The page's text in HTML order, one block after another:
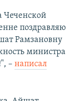
Чеченской
поздравляю
Рамзановну
министра
– написал